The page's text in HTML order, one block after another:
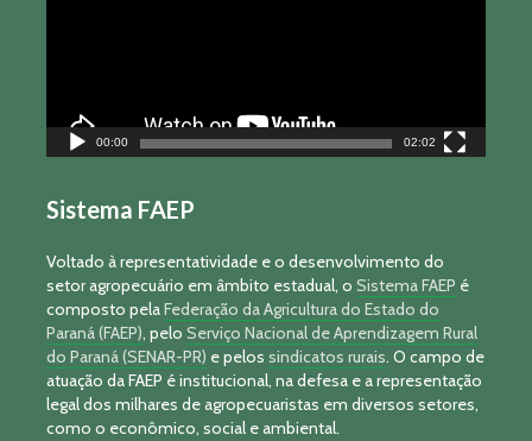
00:00 02:02
Sistema FAEP
Voltado à representatividade e o desenvolvimento do
setor agropecuário em âmbito estadual, o Sistema FAEP é
composto pelaFederação da Agricultura do Estado do
Paraná (FAEP), pelo Serviço Nacional de Aprendizagem Rural
do Paraná (SENAR-PR) e pelos sindicatos rurais. O campo de
atuação da FAEP é institucional, na defesa e a representação
legal dos milhares de agropecuaristas em diversos setores,
como o econômico, social e ambiental.